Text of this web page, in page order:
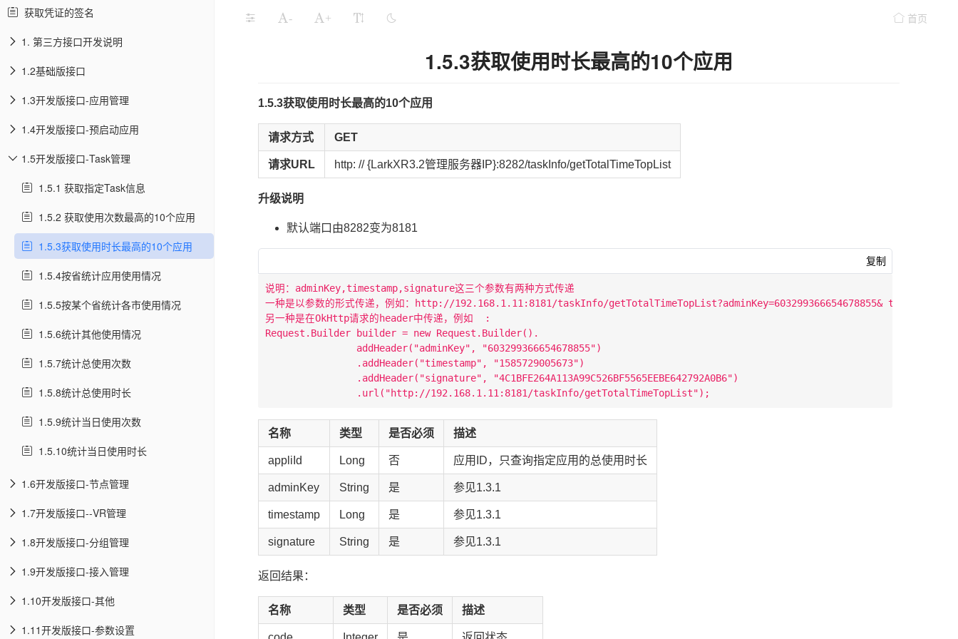
获取凭证的签名
1. 第三方接口开发说明
1.2基础版接口
1.3开发版接口-应用管理
1.4开发版接口-预启动应用
1.5开发版接口-Task管理
1.5.1 获取指定Task信息
1.5.2 获取使用次数最高的10个应用
1.5.3获取使用时长最高的10个应用
1.5.4按省统计应用使用情况
1.5.5按某个省统计各市使用情况
1.5.6统计其他使用情况
1.5.7统计总使用次数
1.5.8统计总使用时长
1.5.9统计当日使用次数
1.5.10统计当日使用时长
1.6开发版接口-节点管理
1.7开发版接口--VR管理
1.8开发版接口-分组管理
1.9开发版接口-接入管理
1.10开发版接口-其他
1.11开发版接口-参数设置
- + 首页
1.5.3获取使用时长最高的10个应用
1.5.3获取使用时长最高的10个应用
请求方式 GET
请求URL http: // {LarkXR3.2管理服务器IP}:8282/taskInfo/getTotalTimeTopList
升级说明
默认端口由8282变为8181
复制
说明：adminKey,timestamp,signature这三个参数有两种方式传递
一种是以参数的形式传递，例如：http://192.168.1.11:8181/taskInfo/getTotalTimeTopList?adminKey=603299366654678855&
另一种是在OkHttp请求的header中传递，例如  :
Request.Builder builder = new Request.Builder().
                addHeader("adminKey", "603299366654678855")
                .addHeader("timestamp", "1585729005673")
                .addHeader("signature", "4C1BFE264A113A99C526BF5565EEBE642792A0B6")
名称 类型 是否必须 描述
appliId Long 否 应用ID，只查询指定应用的总使用时长
adminKey String 是 参见1.3.1
timestamp Long 是 参见1.3.1
signature String 是 参见1.3.1
返回结果：
名称 类型 是否必须 描述